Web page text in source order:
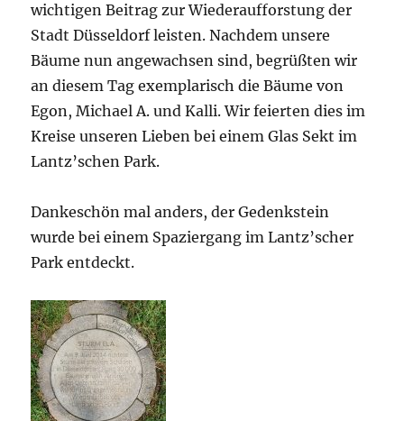
wichtigen Beitrag zur Wiederaufforstung der
Stadt Düsseldorf leisten. Nachdem unsere
Bäume nun angewachsen sind, begrüßten wir
an diesem Tag exemplarisch die Bäume von
Egon, Michael A. und Kalli. Wir feierten dies im
Kreise unseren Lieben bei einem Glas Sekt im
Lantz’schen Park.
Dankeschön mal anders, der Gedenkstein
wurde bei einem Spaziergang im Lantz’scher
Park entdeckt.